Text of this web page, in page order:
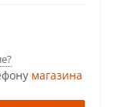
магазина